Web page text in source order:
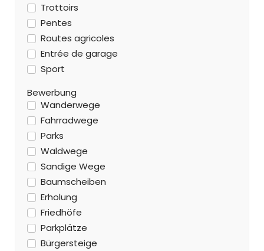
Trottoirs
Pentes
Routes agricoles
Entrée de garage
Sport
Bewerbung
Wanderwege
Fahrradwege
Parks
Waldwege
Sandige Wege
Baumscheiben
Erholung
Friedhöfe
Parkplätze
Bürgersteige